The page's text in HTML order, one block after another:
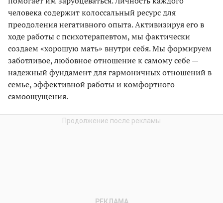
человека содержит колоссальный ресурс для
преодоления негативного опыта. Активизируя его в
ходе работы с психотерапевтом, мы фактически
создаем «хорошую мать» внутри себя. Мы формируем
заботливое, любовное отношение к самому себе —
надежный фундамент для гармоничных отношений в
семье, эффективной работы и комфортного
самоощущения.